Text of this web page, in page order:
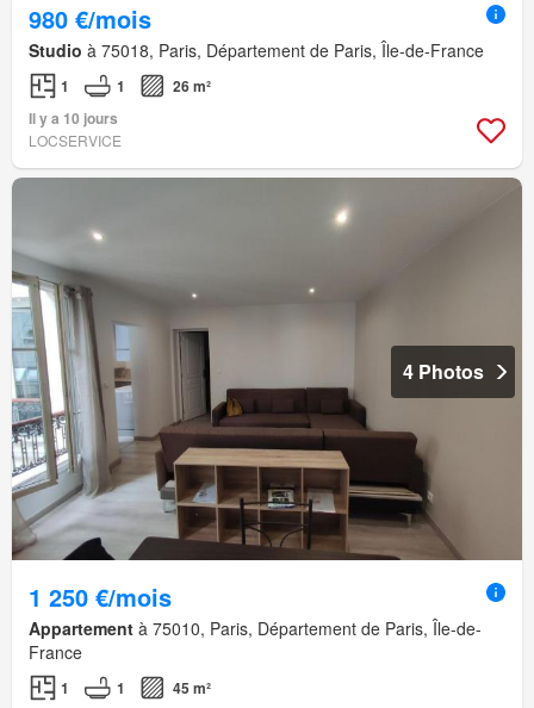
980 €/mois
Studio à 75018, Paris, Département de Paris, Île-de-France
1 1
26 m²
Il y a 10 jours
LOCSERVICE
4 Photos
1 250 €/mois
Appartement à 75010, Paris, Département de Paris, Île-de-
France
1 1
45 m²